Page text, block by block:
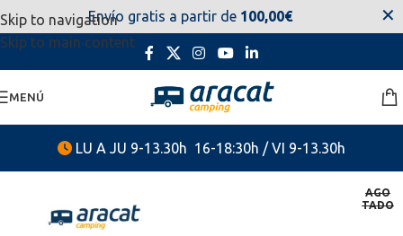
Skip to navigation
Skip to main content
estaremos disponibles. Disculpen las molestias.
MENÚ
LU A JU 9-13.30h 16-18:30h / VI 9-13.30h
Envío gratis a partir de 100,00€ ✕
AGO
TADO